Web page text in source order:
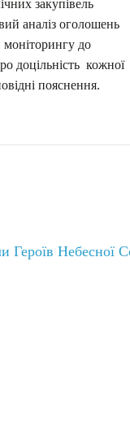
закупівель
аналіз оголошень
моніторингу до
доцільність кожної
пояснення.
Героїв Небесної